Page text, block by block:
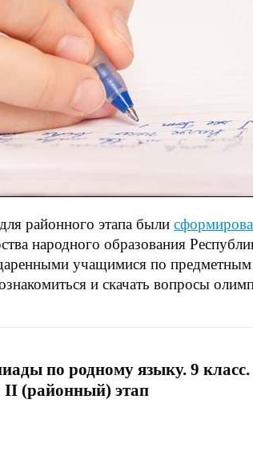
районного этапа были
народного образования
учащимися по предметным
и скачать вопросы
по родному языку. 9 класс.
II (районный) этап